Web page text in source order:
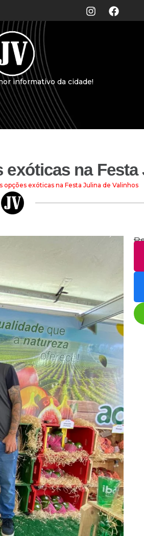
informativo da cidade!
na
opções exóticas na Festa Julina de Valinhos